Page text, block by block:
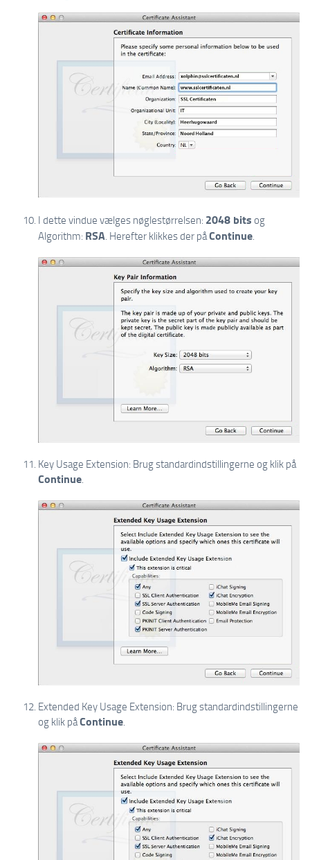
I dette vindue vælges nøglestørrelsen: 2048 bits og
Algorithm: RSA. Herefter klikkes der påContinue.
Key Usage Extension: Brug standardindstillingerne og klik på
Continue
Extended Key Usage Extension: Brug standardindstillingerne
og klik påContinue